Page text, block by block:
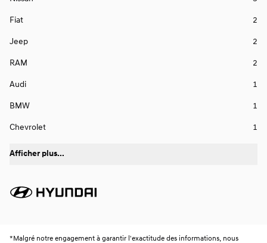
Fiat 2
Jeep 2
RAM 2
Audi 1
BMW 1
Chevrolet 1
Afficher plus...
* Malgré notre engagement à garantir l'exactitude des informations, nous